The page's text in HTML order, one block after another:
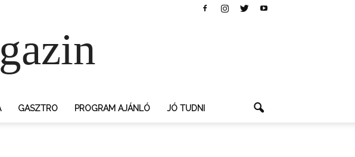
GASZTRO PROGRAM AJÁNLÓ JÓ TUDNI